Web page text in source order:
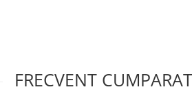
FRECVENT